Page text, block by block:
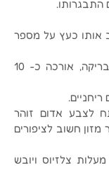
אותו כעץ על מספר
עלווה: גלדנית, משוננת, ירוקה כהה ומבריקה, אורכה כ- 10
לצבע אדום זוהר
חשוב לציפורים
עמידות: עמיד לחום גבוה, קור עד -10 מעלות צלזיוס ויובש